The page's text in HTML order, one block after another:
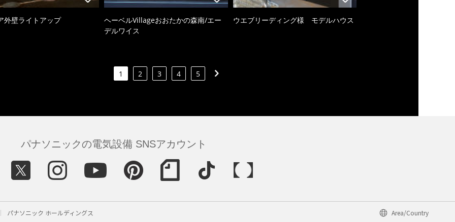
外壁ライトアップ
ヘーベルVillageおおたかの森南/エー
デルワイス
ウエブリーディング様 モデルハウス
1 2 3 4 5
パナソニックの電気設備 SNSアカウント
パナソニック ホールディングス Area/Country